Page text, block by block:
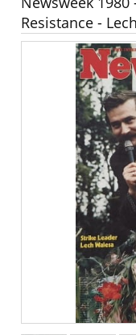
Resistance -